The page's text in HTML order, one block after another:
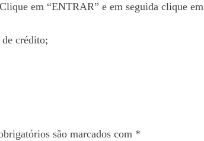
em “ENTRAR” e em seguida clique em
crédito;
são marcados com *